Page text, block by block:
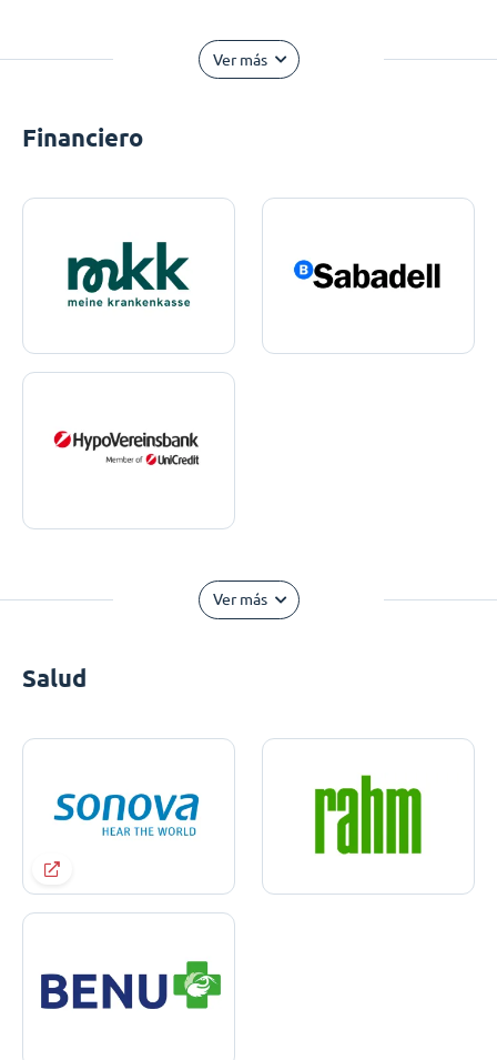
Ver más
Financiero
Ver más
Salud